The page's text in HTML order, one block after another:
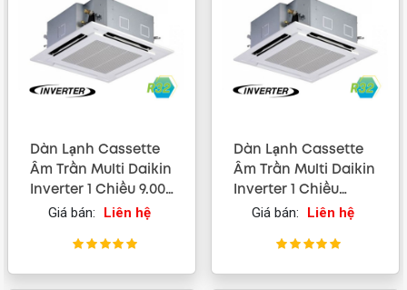
Dàn Lạnh Cassette
Âm Trần Multi Daikin
Inverter 1 Chiều 9.000
BTU (FFA25RV1V)
Giá bán: Liên hệ
Dàn Lạnh Cassette
Âm Trần Multi Daikin
Inverter 1 Chiều
21.000 BTU
Giá bán: Liên hệ